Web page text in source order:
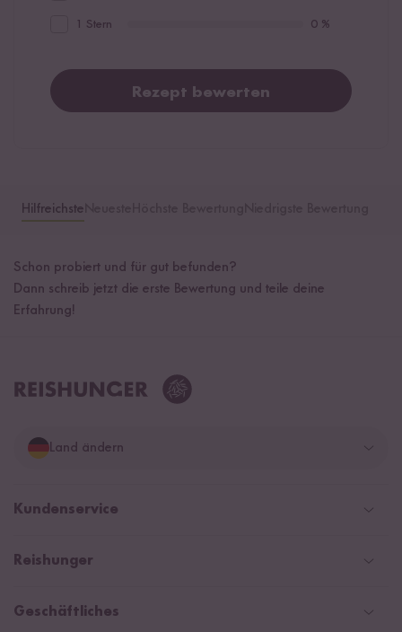
1 Stern 0 %
Rezept bewerten
Hilfreichste
Schon probiert und für gut befunden?
Dann schreib jetzt die erste Bewertung und teile deine
Erfahrung!
Land ändern
Deutschland
Niederlande
Kundenservice
Help Center & FAQ
Zahlarten
Reishunger
Newsletter
Geschäftliches